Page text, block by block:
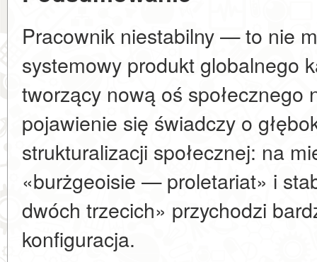
Pracownik niestabilny — to nie
systemowy produkt globalnego
tworzący nową oś społecznego
pojawienie się świadczy o
strukturalizacji społecznej: na
«burżgeoisie — proletariat» i
dwóch trzecich» przychodzi
konfiguracja.